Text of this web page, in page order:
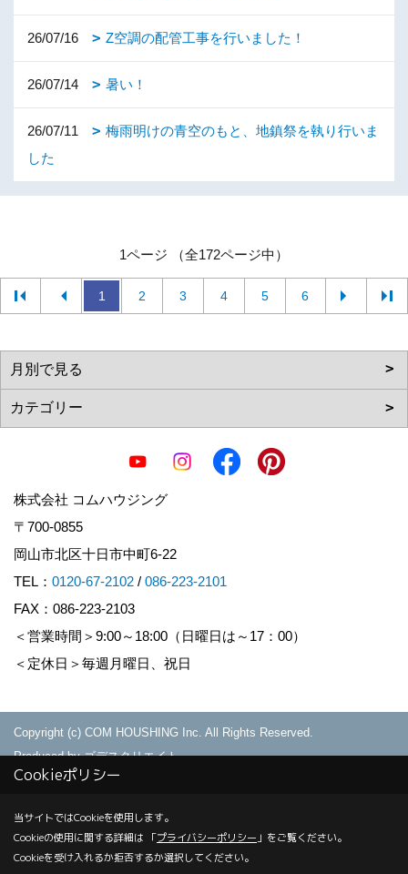
26/07/16 Z空調の配管工事を行いました！
26/07/14 暑い！
26/07/11
梅雨明けの青空のもと、地鎮祭を執り行いま
した
1ページ （全172ページ中）
1 2 3 4 5 6
株式会社 コムハウジング
〒700-0855
岡山市北区十日市中町6-22
TEL： 0120-67-2102 / 086-223-2101
FAX：086-223-2103
＜営業時間＞9:00～18:00（日曜日は～17：00）
＜定休日＞毎週月曜日、祝日
Copyright (c) COM HOUSHING Inc. All Rights Reserved.
Produced byゴデスクリエイト
Cookieポリシー
当サイトではCookieを使用します。
Cookieの使用に関する詳細は 「プライバシーポリシー 」をご覧ください。
Cookieを受け入れるか拒否するか選択してください。